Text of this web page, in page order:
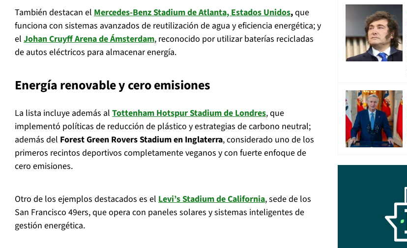
También destacan el Mercedes-Benz Stadium de Atlanta, Estados Unidos,que
funciona con sistemas avanzados de reutilización de agua y eficiencia energética; y
el Johan Cruyff Arena de Ámsterdam, reconocido por utilizar baterías recicladas
de autos eléctricos para almacenar energía.
Energía renovable y cero emisiones
La lista incluye además al Tottenham Hotspur Stadium de Londres, que
implementó políticas de reducción de plástico y estrategias de carbono neutral;
además del Forest Green Rovers Stadium en Inglaterra, considerado uno de los
primeros recintos deportivos completamente veganos y con fuerte enfoque de
cero emisiones.
Otro de los ejemplos destacados es el Levi’s Stadium de California, sede de los
San Francisco 49ers, que opera con paneles solares y sistemas inteligentes de
gestión energética.